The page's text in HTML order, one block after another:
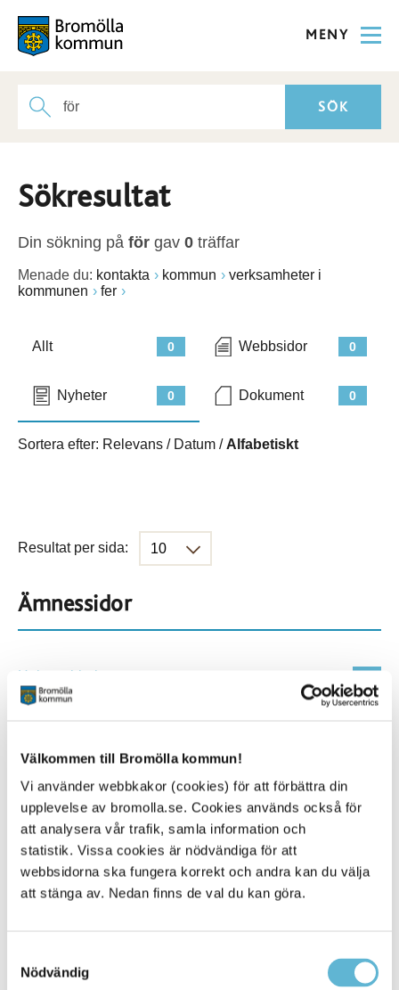
Välkommen till Bromölla kommun!
Vi använder webbkakor (cookies) för att förbättra din
upplevelse av bromolla.se. Cookies används också för
att analysera vår trafik, samla information och
statistik. Vissa cookies är nödvändiga för att
webbsidorna ska fungera korrekt och andra kan du välja
att stänga av. Nedan finns de val du kan göra.
Nödvändig
MENY
Sökresultat
Din sökning på för gav 0 träffar
Menade du: kontakta kommun
verksamheter i
kommunen
fer
0
Allt 0
Webbsidor
0
Nyheter 0
Dokument
Sortera efter: Relevans / Datum / Alfabetiskt
Resultat per sida:
Ämnessidor
Hela webbplatsen
1645
Alla platser